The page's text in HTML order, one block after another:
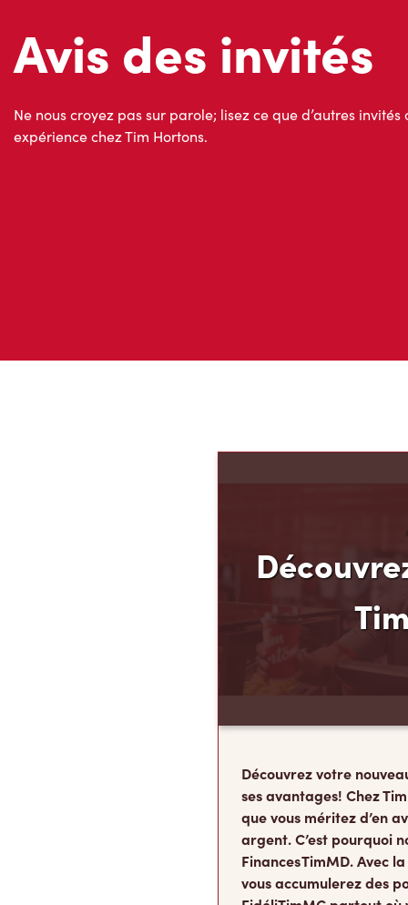
Avis des invités
expérience chez Tim Hortons.
ses avantages! Chez
que vous méritez d’en
argent. C’est pourquoi
Finances TimMD. Avec
vous accumulerez des
FidéliTimMC partout où